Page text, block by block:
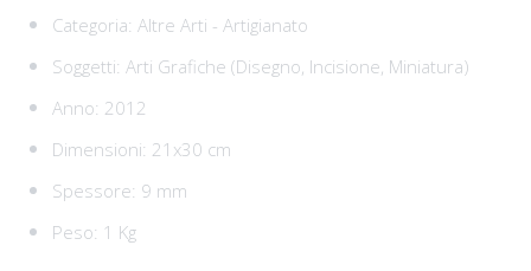
Categoria: Altre Arti - Artigianato
Soggetti: Arti Grafiche (Disegno, Incisione, Miniatura)
Anno: 2012
Dimensioni: 21x30 cm
Spessore: 9 mm
Peso: 1 Kg